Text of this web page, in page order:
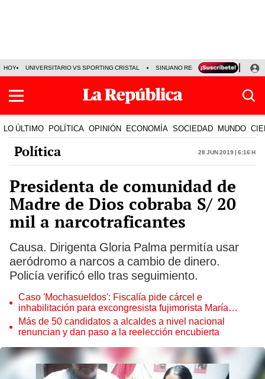
HOY UNIVERSITARIO VS SPORTING CRISTAL SINUANO RESULTADOS HOY
LO ÚLTIMO POLÍTICA OPINIÓN ECONOMÍA SOCIEDAD MUNDO
Política 28 Jun 2019 | 6:16 h
Presidenta de comunidad de
Madre de Dios cobraba S/ 20
mil a narcotraficantes
Causa. Dirigenta Gloria Palma permitía usar
aeródromo a narcos a cambio de dinero.
Policía verificó ello tras seguimiento.
Caso 'Mochasueldos': Fiscalía pide cárcel e
inhabilitación para excongresista fujimorista María
Cordero Jon Tay
Más de 50 candidatos a alcaldes a nivel nacional
renuncian y dan paso a la reelección encubierta